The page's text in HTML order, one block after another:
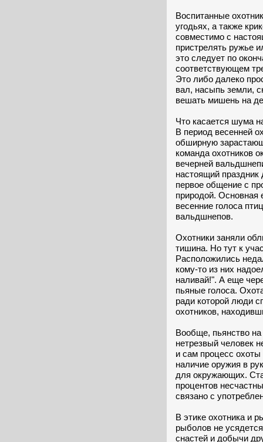
Воспитанные
угодьях, а также
совместимо с
пристрелять ружье
это следует по
соответствующем
Это либо далеко
вал, насыпь земли,
вешать мишень на
Что касается шума
В период весенней
обширную
команда охотников
вечерней
настоящий праздник
первое общение с
природой. Основная
весенние голоса
вальдшнепов.
Охотники заняли
тишина. Но тут к
Расположились
кому-то из них
наливай!". А еще
пьяные голоса.
ради которой люди
охотников,
Вообще, пьянство
нетрезвый человек
и сам процесс
наличие оружия в
для окружающих.
процентов
связано с
В этике охотника и
рыболов не
снастей и добычи